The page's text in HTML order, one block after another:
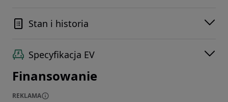
Stan i historia
Specyfikacja EV
Finansowanie
REKLAMA